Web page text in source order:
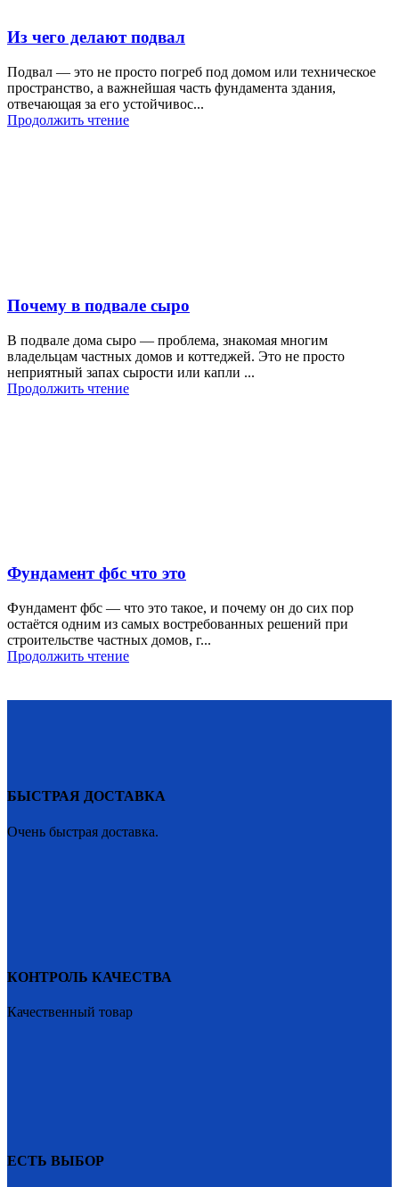
Из чего делают подвал
Подвал — это не просто погреб под домом или техническое
пространство, а важнейшая часть фундамента здания,
отвечающая за его устойчивос...
Продолжить чтение
Почему в подвале сыро
В подвале дома сыро — проблема, знакомая многим
владельцам частных домов и коттеджей. Это не просто
неприятный запах сырости или капли ...
Продолжить чтение
Фундамент фбс что это
Фундамент фбс — что это такое, и почему он до сих пор
остаётся одним из самых востребованных решений при
строительстве частных домов, г...
Продолжить чтение
БЫСТРАЯ ДОСТАВКА
Очень быстрая доставка.
КОНТРОЛЬ КАЧЕСТВА
Качественный товар
ЕСТЬ ВЫБОР